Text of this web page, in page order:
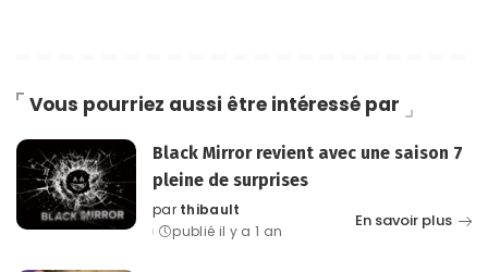
Vous pourriez aussi être intéressé par
Black Mirror revient avec une saison 7
pleine de surprises
Posted
by
par thibault
publié il y a 1 an
En savoir plus